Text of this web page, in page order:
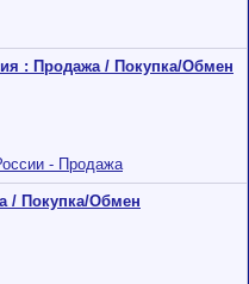
: Продажа / Покупка/Обмен
- Продажа
/ Покупка/Обмен